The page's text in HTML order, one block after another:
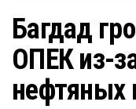
Багдад
ОПЕК из-
нефтяных